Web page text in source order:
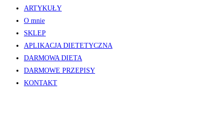
ARTYKUŁY
O mnie
SKLEP
APLIKACJA DIETETYCZNA
DARMOWA DIETA
DARMOWE PRZEPISY
KONTAKT